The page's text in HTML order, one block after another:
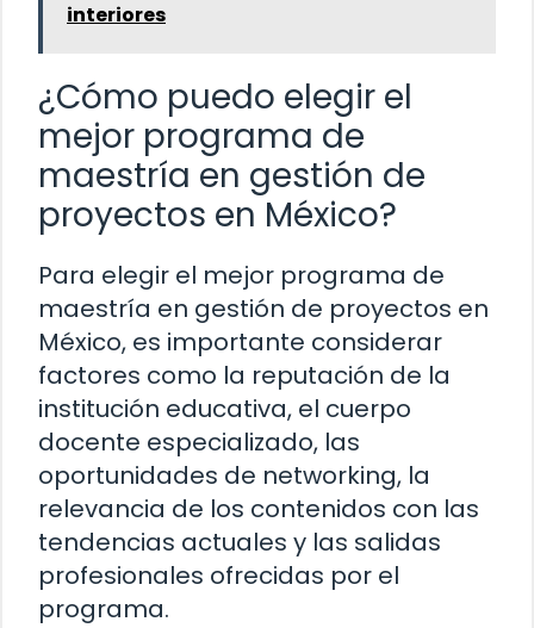
interiores
¿Cómo puedo elegir el
mejor programa de
maestría en gestión de
proyectos en México?
Para elegir el mejor programa de
maestría en gestión de proyectos en
México, es importante considerar
factores como la reputación de la
institución educativa, el cuerpo
docente especializado, las
oportunidades de networking, la
relevancia de los contenidos con las
tendencias actuales y las salidas
profesionales ofrecidas por el
programa.